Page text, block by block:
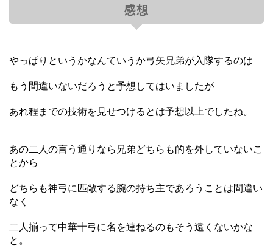
感想
やっぱりというかなんていうか弓矢兄弟が入隊するのは
もう間違いないだろうと予想してはいましたが
あれ程までの技術を見せつけるとは予想以上でしたね。
あの二人の言う通りなら兄弟どちらも的を外していないこ
とから
どちらも神弓に匹敵する腕の持ち主であろうことは間違い
なく
二人揃って中華十弓に名を連ねるのもそう遠くないかな
と。